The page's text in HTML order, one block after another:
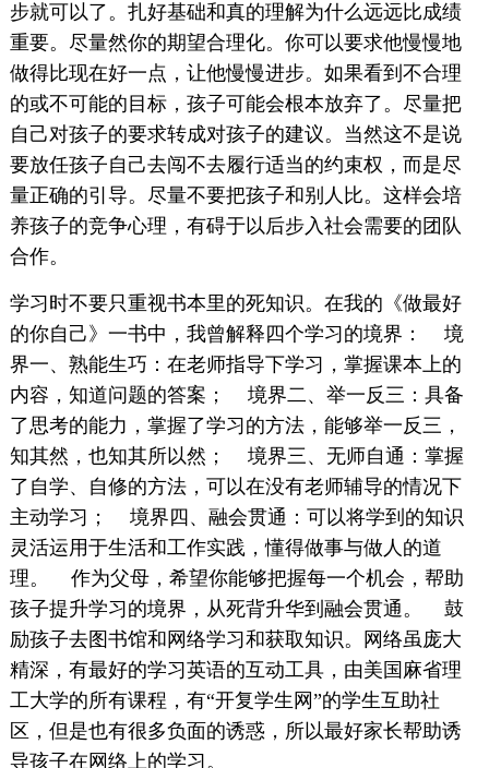
步就可以了。扎好基础和真的理解为什么远远比成绩
重要。尽量然你的期望合理化。你可以要求他慢慢地
做得比现在好一点，让他慢慢进步。如果看到不合理
的或不可能的目标，孩子可能会根本放弃了。尽量把
自己对孩子的要求转成对孩子的建议。当然这不是说
要放任孩子自己去闯不去履行适当的约束权，而是尽
量正确的引导。尽量不要把孩子和别人比。这样会培
养孩子的竞争心理，有碍于以后步入社会需要的团队
合作。
学习时不要只重视书本里的死知识。在我的《做最好
的你自己》一书中，我曾解释四个学习的境界： 境
界一、熟能生巧：在老师指导下学习，掌握课本上的
内容，知道问题的答案； 境界二、举一反三：具备
了思考的能力，掌握了学习的方法，能够举一反三，
知其然，也知其所以然； 境界三、无师自通：掌握
了自学、自修的方法，可以在没有老师辅导的情况下
主动学习； 境界四、融会贯通：可以将学到的知识
灵活运用于生活和工作实践，懂得做事与做人的道
理。 作为父母，希望你能够把握每一个机会，帮助
孩子提升学习的境界，从死背升华到融会贯通。 鼓
励孩子去图书馆和网络学习和获取知识。网络虽庞大
精深，有最好的学习英语的互动工具，由美国麻省理
工大学的所有课程，有“开复学生网”的学生互助社
区，但是也有很多负面的诱惑，所以最好家长帮助诱
导孩子在网络上的学习。